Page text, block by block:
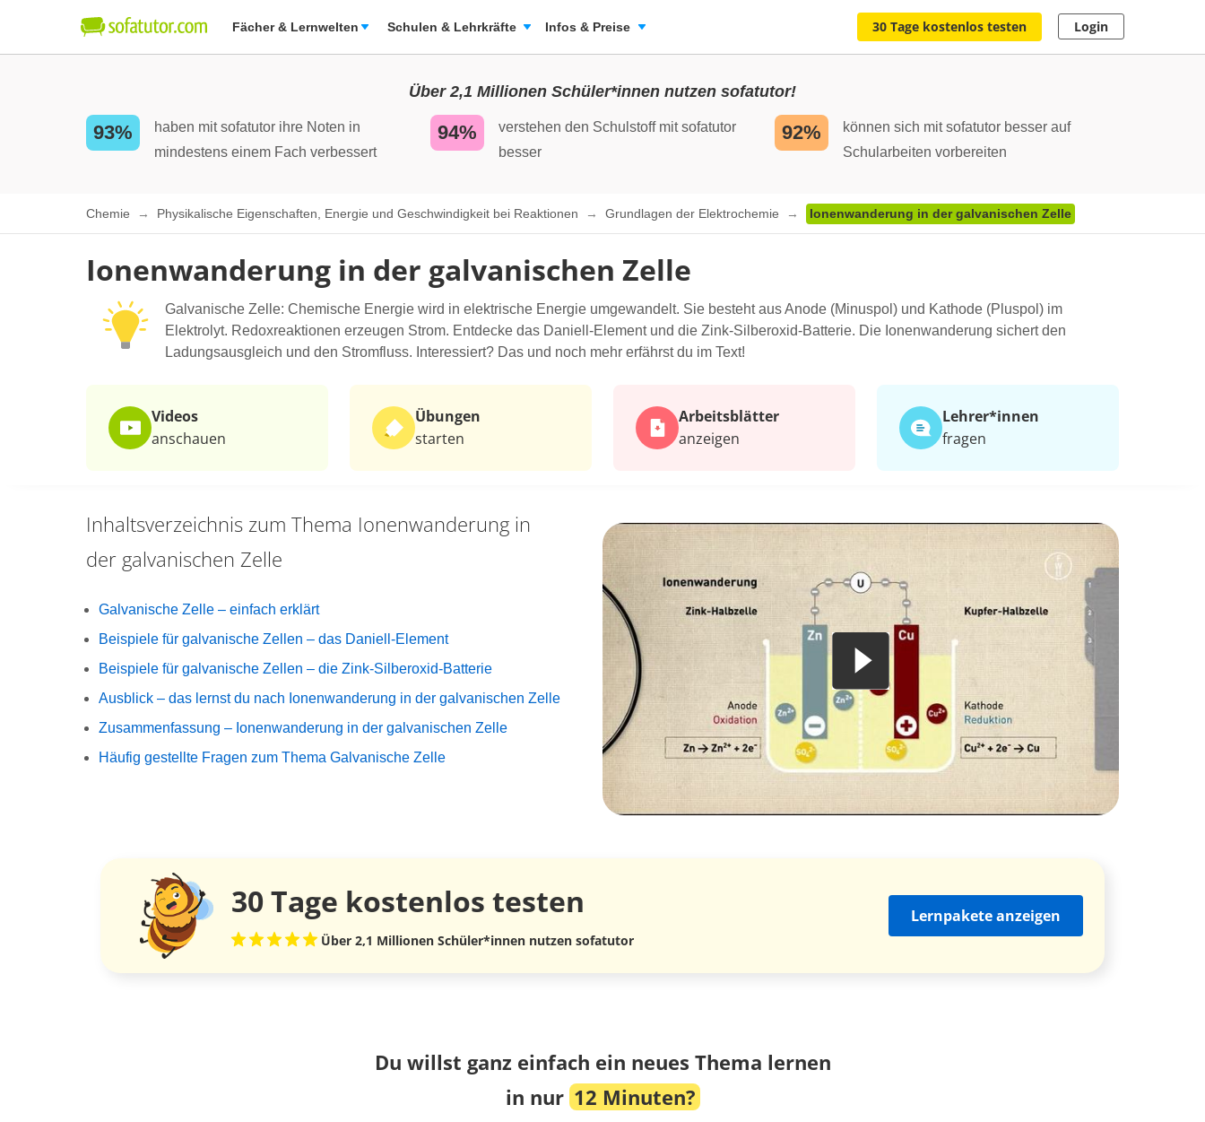
Fächer & Lernwelten Schulen & Lehrkräfte Infos & Preise 30 Tage kostenlos testen Login
Über 2,1 Millionen Schüler*innen nutzen sofatutor!
93%
haben mit sofatutor ihre Noten in
mindestens einem Fach verbessert
94%
verstehen den Schulstoff mit sofatutor
besser
92%
können sich mit sofatutor besser auf
Schularbeiten vorbereiten
Chemie Physikalische Eigenschaften, Energie und Geschwindigkeit bei Reaktionen Grundlagen der Elektrochemie Ionenwanderung in der galvanischen Zelle
Ionenwanderung in der galvanischen Zelle
Galvanische Zelle: Chemische Energie wird in elektrische Energie umgewandelt. Sie besteht aus Anode (Minuspol) und Kathode (Pluspol) im
Elektrolyt. Redoxreaktionen erzeugen Strom. Entdecke das Daniell-Element und die Zink-Silberoxid-Batterie. Die Ionenwanderung sichert den
Ladungsausgleich und den Stromfluss. Interessiert? Das und noch mehr erfährst du im Text!
Videos
anschauen
Übungen
starten
Arbeits­blätter
anzeigen
Lehrer*​innen
fragen
Inhaltsverzeichnis zum Thema Ionenwanderung in
der galvanischen Zelle
Galvanische Zelle – einfach erklärt
Beispiele für galvanische Zellen – das Daniell-Element
Beispiele für galvanische Zellen – die Zink-Silberoxid-Batterie
Ausblick – das lernst du nach Ionenwanderung in der galvanischen Zelle
Zusammenfassung – Ionenwanderung in der galvanischen Zelle
Häufig gestellte Fragen zum Thema Galvanische Zelle
30 Tage kostenlos testen
Über 2,1 Millionen Schüler*innen nutzen sofatutor
Lernpakete anzeigen
Du willst ganz einfach ein neues Thema lernen
in nur 12 Minuten?